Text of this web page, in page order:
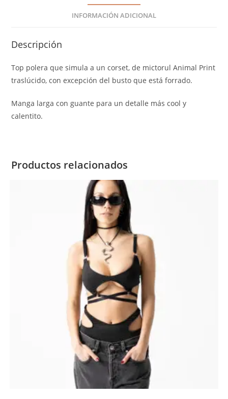
INFORMACIÓN ADICIONAL
Descripción
Top polera que simula a un corset, de mictorul Animal Print
traslúcido, con excepción del busto que está forrado.
Manga larga con guante para un detalle más cool y
calentito.
Productos relacionados